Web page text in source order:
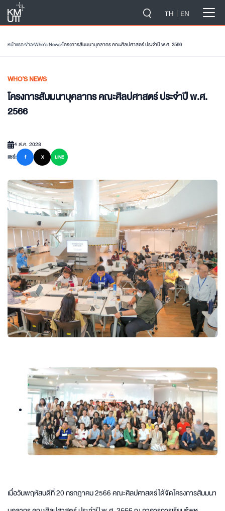
TH EN
หน้าแรก/ข่าว/Who’s News/โครงการสัมมนาบุคลากร คณะศิลปศาสตร์ ประจำปี พ.ศ. 2566
WHO’S NEWS
โครงการสัมมนาบุคลากร คณะศิลปศาสตร์ ประจำปี พ.ศ.
2566
4 ส.ค. 2023
แชร์:
f X LINE
เมื่อวันพฤหัสบดีที่ 20 กรกฎาคม 2566 คณะศิลปศาสตร์ได้จัดโครงการสัมมนา